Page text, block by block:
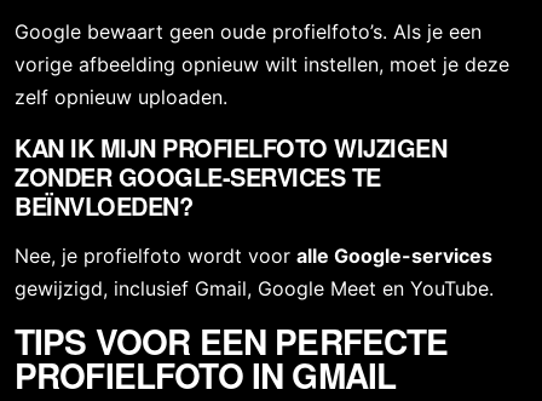
Google bewaart geen oude profielfoto’s. Als je een
vorige afbeelding opnieuw wilt instellen, moet je deze
zelf opnieuw uploaden.
KAN IK MIJN PROFIELFOTO WIJZIGEN
ZONDER GOOGLE-SERVICES TE
BEÏNVLOEDEN?
Nee, je profielfoto wordt voor alle Google-services
gewijzigd, inclusief Gmail, Google Meet en YouTube.
TIPS VOOR EEN PERFECTE
PROFIELFOTO IN GMAIL